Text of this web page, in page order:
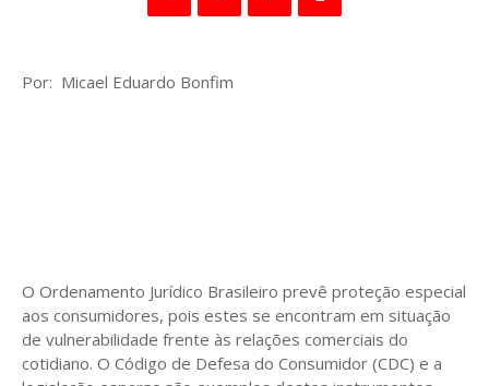
Por: Micael Eduardo Bonfim
O Ordenamento Jurídico Brasileiro prevê proteção especial
aos consumidores, pois estes se encontram em situação
de vulnerabilidade frente às relações comerciais do
cotidiano. O Código de Defesa do Consumidor (CDC) e a